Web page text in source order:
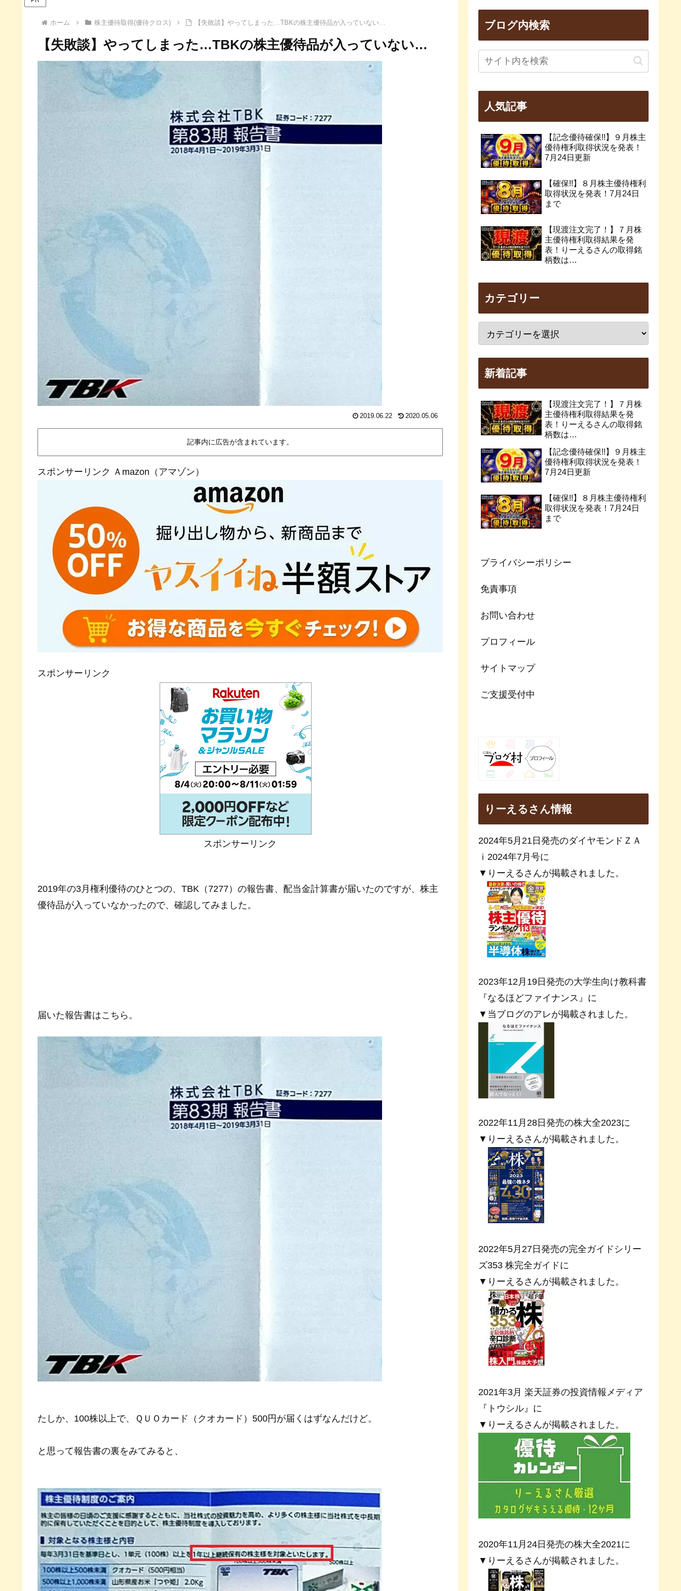
ホーム 株主優待取得(優待クロス) 【失敗談】やってしまった…TBKの株主優待品が入っていない…
【失敗談】やってしまった…TBKの株主優待品が入っていない…
2019.06.22 2020.05.06
記事内に広告が含まれています。
スポンサーリンク Ａmazon（アマゾン）
スポンサーリンク
スポンサーリンク
2019年の3月権利優待のひとつの、TBK（7277）の報告書、配当金計算書が届いたのですが、株主
優待品が入っていなかったので、確認してみました。
届いた報告書はこちら。
たしか、100株以上で、ＱＵＯカード（クオカード）500円が届くはずなんだけど。
と思って報告書の裏をみてみると、
ブログ内検索
人気記事
【記念優待確保!!】９月株主
優待権利取得状況を発表！
7月24日更新
【確保!!】８月株主優待権利
取得状況を発表！7月24日
まで
【現渡注文完了！】７月株
主優待権利取得結果を発
表！りーえるさんの取得銘
柄数は…
カテゴリー
新着記事
【現渡注文完了！】７月株
主優待権利取得結果を発
表！りーえるさんの取得銘
柄数は…
【記念優待確保!!】９月株主
優待権利取得状況を発表！
7月24日更新
【確保!!】８月株主優待権利
取得状況を発表！7月24日
まで
プライバシーポリシー
免責事項
お問い合わせ
プロフィール
サイトマップ
ご支援受付中
りーえるさん情報
2024年5月21日発売のダイヤモンドＺＡ
ｉ2024年7月号に
▼りーえるさんが掲載されました。
2023年12月19日発売の大学生向け教科書
『なるほどファイナンス』に
▼当ブログのアレが掲載されました。
2022年11月28日発売の株大全2023に
▼りーえるさんが掲載されました。
2022年5月27日発売の完全ガイドシリー
ズ353 株完全ガイドに
▼りーえるさんが掲載されました。
2021年3月 楽天証券の投資情報メディア
『トウシル』に
▼りーえるさんが掲載されました。
2020年11月24日発売の株大全2021に
▼りーえるさんが掲載されました。